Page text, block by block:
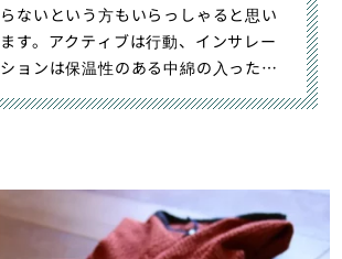
らないという方もいらっしゃると思い
ます。アクティブは行動、インサレー
ションは保温性のある中綿の入ったウ
ェアなので、行動中に着用するこ｜ア
「化繊ジャケット・パンツ」（山のモ
ノ｜登山ウェア）カテゴリの記事ペー